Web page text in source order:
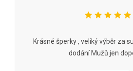
Krásné šperky , veliký výběr za
dodání Mužů jen